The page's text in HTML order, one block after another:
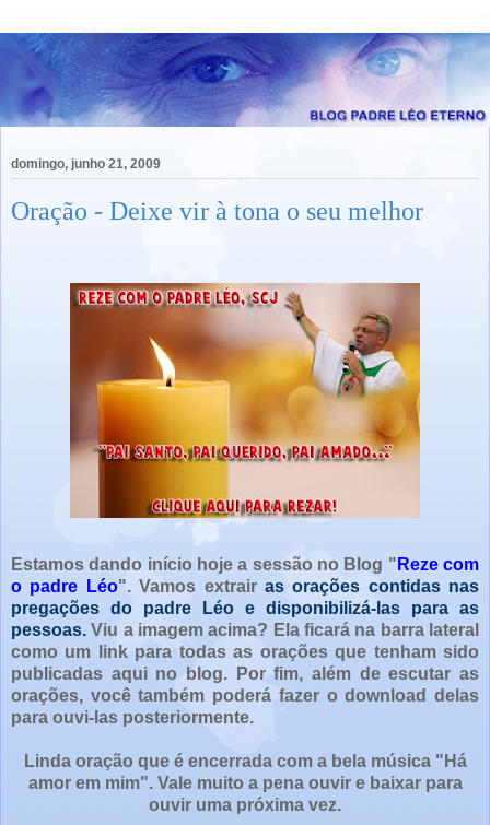
domingo, junho 21, 2009
Oração - Deixe vir à tona o seu melhor
Estamos dando início hoje a sessão no Blog " Reze com
o padre Léo". Vamos extrairas orações contidas nas
pregações do padre Léo e disponibilizá-las para as
pessoas. Viu a imagem acima? Ela ficará na barra lateral
como um link para todas as orações que tenham sido
publicadas aqui no blog. Por fim, além de escutar as
orações, você também poderá fazer o download delas
para ouvi-las posteriormente.
Linda oração que é encerrada com a bela música "Há
amor em mim". Vale muito a pena ouvir e baixar para
ouvir uma próxima vez.